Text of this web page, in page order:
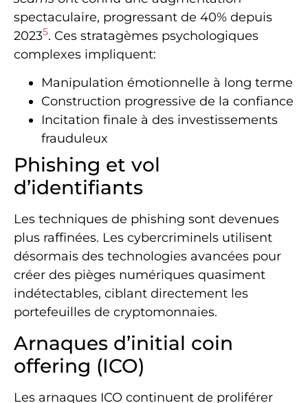
spectaculaire, progressant de 40% depuis
20235. Ces stratagèmes psychologiques
complexes impliquent:
Manipulation émotionnelle à long terme
Construction progressive de la confiance
Incitation finale à des investissements
frauduleux
Phishing et vol
d’identifiants
Les techniques de phishing sont devenues
plus raffinées. Les cybercriminels utilisent
désormais des technologies avancées pour
créer des pièges numériques quasiment
indétectables, ciblant directement les
portefeuilles de cryptomonnaies.
Arnaques d’initial coin
offering (ICO)
Les arnaques ICO continuent de proliférer